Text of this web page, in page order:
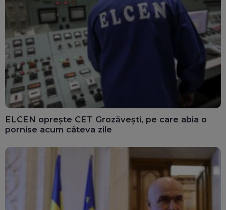
ELCEN oprește CET Grozăvești, pe care abia o
pornise acum câteva zile